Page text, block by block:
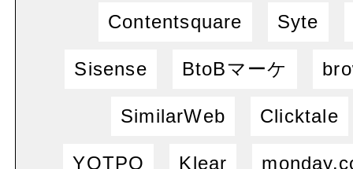
Contentsquare Syte
Sisense BtoBマーケ
SimilarWeb Clicktale
YOTPO Klear